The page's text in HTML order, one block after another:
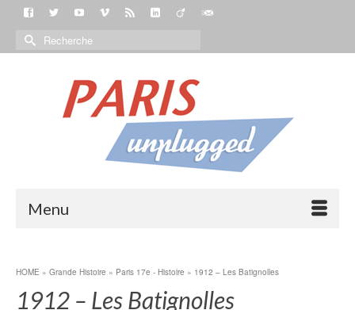
Menu
HOME » Grande Histoire » Paris 17e - Histoire » 1912 – Les Batignolles
1912 – Les Batignolles